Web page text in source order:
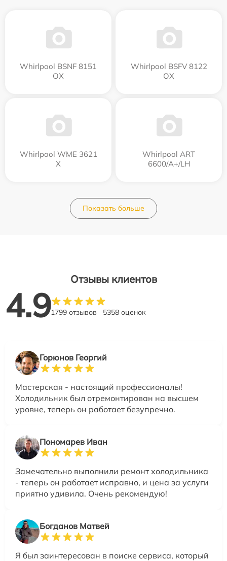
Whirlpool BSNF 8151
OX
Whirlpool BSFV 8122
OX
Whirlpool WME 3621
X
Whirlpool ART
6600/A+/LH
Показать больше
Отзывы клиентов
4.91799 отзывов 5358 оценок
Горюнов Георгий
Мастерская - настоящий профессионалы!
Холодильник был отремонтирован на высшем
уровне, теперь он работает безупречно.
Пономарев Иван
Замечательно выполнили ремонт холодильника
- теперь он работает исправно, и цена за услуги
приятно удивила. Очень рекомендую!
Богданов Матвей
Я был заинтересован в поиске сервиса, который